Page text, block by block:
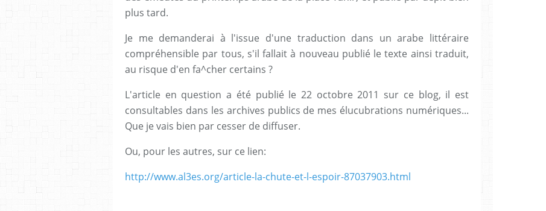
plus tard.
Je me demanderai à l'issue d'une traduction dans un arabe littéraire
compréhensible par tous, s'il fallait à nouveau publié le texte ainsi traduit,
au risque d'en fa^cher certains ?
L'article en question a été publié le 22 octobre 2011 sur ce blog, il est
consultables dans les archives publics de mes élucubrations numériques...
Que je vais bien par cesser de diffuser.
Ou, pour les autres, sur ce lien:
http://www.al3es.org/article-la-chute-et-l-espoir-87037903.html